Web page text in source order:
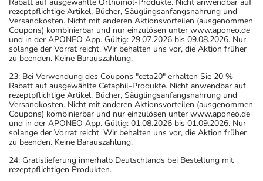
rezeptpflichtige Artikel, Bücher, Säuglingsanfangsnahrung und
Versandkosten. Nicht mit anderen Aktionsvorteilen (ausgenommen
Coupons) kombinierbar und nur einzulösen unter www.aponeo.de
und in der APONEO App. Gültig: 29.07.2026 bis 09.08.2026. Nur
solange der Vorrat reicht. Wir behalten uns vor, die Aktion früher
zu beenden. Keine Barauszahlung.
23: Bei Verwendung des Coupons "ceta20" erhalten Sie 20 %
Rabatt auf ausgewählte Cetaphil-Produkte. Nicht anwendbar auf
rezeptpflichtige Artikel, Bücher, Säuglingsanfangsnahrung und
Versandkosten. Nicht mit anderen Aktionsvorteilen (ausgenommen
Coupons) kombinierbar und nur einzulösen unter www.aponeo.de
und in der APONEO App. Gültig: 01.08.2026 bis 01.09.2026. Nur
solange der Vorrat reicht. Wir behalten uns vor, die Aktion früher
zu beenden. Keine Barauszahlung.
24: Gratislieferung innerhalb Deutschlands bei Bestellung mit
rezeptpflichtigen Produkten.